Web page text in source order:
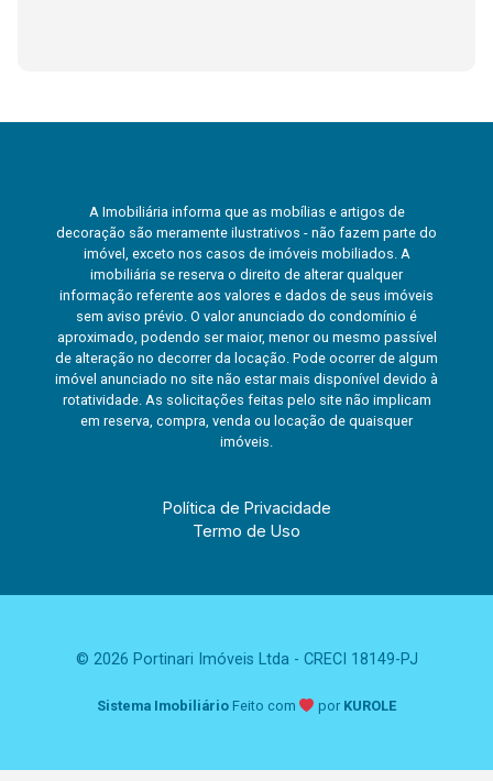
A Imobiliária informa que as mobílias e artigos de
decoração são meramente ilustrativos - não fazem parte do
imóvel, exceto nos casos de imóveis mobiliados. A
imobiliária se reserva o direito de alterar qualquer
informação referente aos valores e dados de seus imóveis
sem aviso prévio. O valor anunciado do condomínio é
aproximado, podendo ser maior, menor ou mesmo passível
de alteração no decorrer da locação. Pode ocorrer de algum
imóvel anunciado no site não estar mais disponível devido à
rotatividade. As solicitações feitas pelo site não implicam
em reserva, compra, venda ou locação de quaisquer
imóveis.
Política de Privacidade
Termo de Uso
© 2026 Portinari Imóveis Ltda - CRECI 18149-PJ
Sistema Imobiliário Feito com por KUROLE